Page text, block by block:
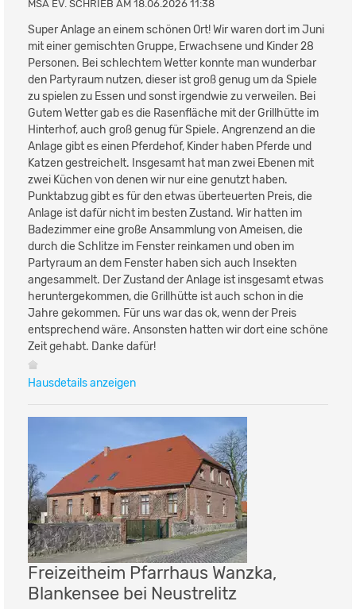
MSA EV. SCHRIEB AM 18.06.2026 11:38
Super Anlage an einem schönen Ort! Wir waren dort im Juni
mit einer gemischten Gruppe, Erwachsene und Kinder 28
Personen. Bei schlechtem Wetter konnte man wunderbar
den Partyraum nutzen, dieser ist groß genug um da Spiele
zu spielen zu Essen und sonst irgendwie zu verweilen. Bei
Gutem Wetter gab es die Rasenfläche mit der Grillhütte im
Hinterhof, auch groß genug für Spiele. Angrenzend an die
Anlage gibt es einen Pferdehof, Kinder haben Pferde und
Katzen gestreichelt. Insgesamt hat man zwei Ebenen mit
zwei Küchen von denen wir nur eine genutzt haben.
Punktabzug gibt es für den etwas überteuerten Preis, die
Anlage ist dafür nicht im besten Zustand. Wir hatten im
Badezimmer eine große Ansammlung von Ameisen, die
durch die Schlitze im Fenster reinkamen und oben im
Partyraum an dem Fenster haben sich auch Insekten
angesammelt. Der Zustand der Anlage ist insgesamt etwas
heruntergekommen, die Grillhütte ist auch schon in die
Jahre gekommen. Für uns war das ok, wenn der Preis
entsprechend wäre. Ansonsten hatten wir dort eine schöne
Zeit gehabt. Danke dafür!
Hausdetails anzeigen
Freizeitheim Pfarrhaus Wanzka,
Blankensee bei Neustrelitz